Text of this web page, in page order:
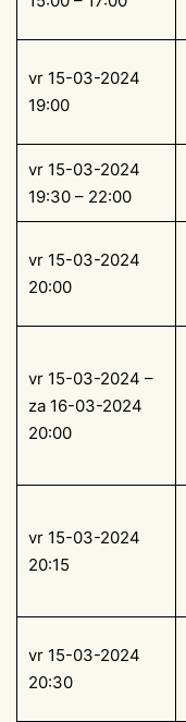
vr 15-03-2024
19:00
vr 15-03-2024
19:30 – 22:00
vr 15-03-2024
20:00
vr 15-03-2024 –
za 16-03-2024
20:00
vr 15-03-2024
20:15
vr 15-03-2024
20:30